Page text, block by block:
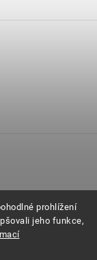
prohlížení
jeho funkce,
práva vyhrazena.